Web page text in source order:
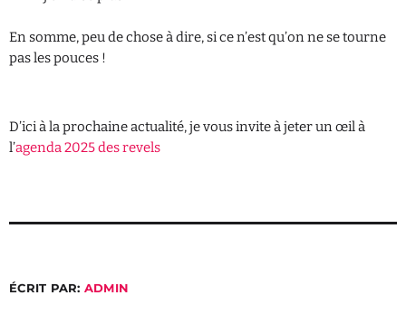
06:00 - 12:00
100% Découvertes, 100% Révélations
Chill Party
En somme, peu de chose à dire, si ce n’est qu’on ne se tourne
pas les pouces !
D’ici à la prochaine actualité, je vous invite à jeter un œil à
l’agenda 2025 des revels
ÉCRIT PAR: ADMIN